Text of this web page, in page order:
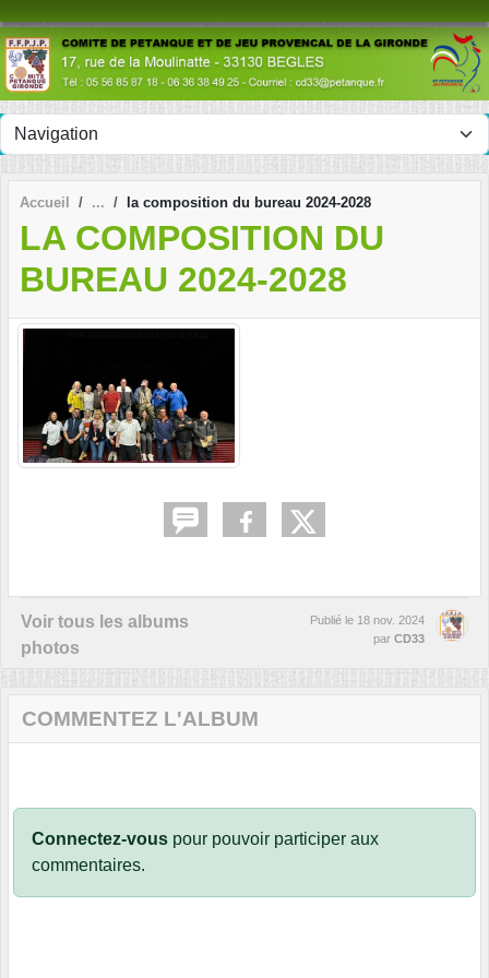
Accueil la composition du bureau 2024-2028
LA COMPOSITION DU
BUREAU 2024-2028
Voir tous les albums
photos
Publié le 18 nov. 2024
par CD33
COMMENTEZ L'ALBUM
Connectez-vous pour pouvoir participer aux
commentaires.